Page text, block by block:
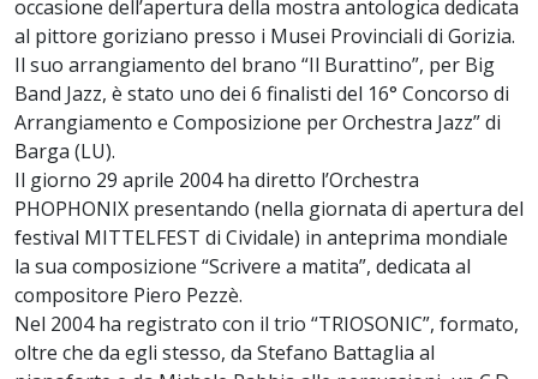
occasione dell’apertura della mostra antologica dedicata
al pittore goriziano presso i Musei Provinciali di Gorizia.
Il suo arrangiamento del brano “Il Burattino”, per Big
Band Jazz, è stato uno dei 6 finalisti del 16° Concorso di
Arrangiamento e Composizione per Orchestra Jazz” di
Barga (LU).
Il giorno 29 aprile 2004 ha diretto l’Orchestra
PHOPHONIX presentando (nella giornata di apertura del
festival MITTELFEST di Cividale) in anteprima mondiale
la sua composizione “Scrivere a matita”, dedicata al
compositore Piero Pezzè.
Nel 2004 ha registrato con il trio “TRIOSONIC”, formato,
oltre che da egli stesso, da Stefano Battaglia al